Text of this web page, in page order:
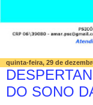
quinta-feira, 29 de
DO SONO